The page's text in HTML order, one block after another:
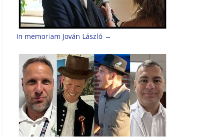
In memoriam Jován László →